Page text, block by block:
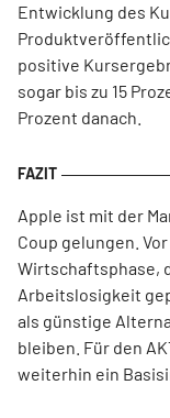
Entwicklung des
positive
sogar bis zu 15
Prozent danach.
Apple ist mit der
Coup gelungen.
Wirtschaftsphase,
Arbeitslosigkeit
als günstige
bleiben. Für den
weiterhin ein